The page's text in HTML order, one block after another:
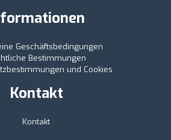
Geschäftsbedingungen
Bestimmungen
und Cookies
Kontakt
Kontakt